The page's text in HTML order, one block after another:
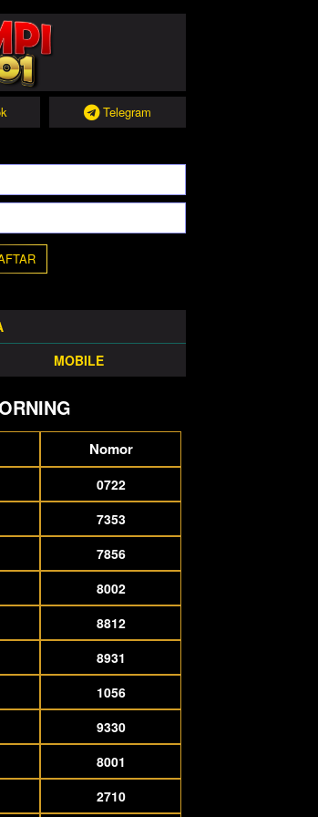
Telegram
MOBILE
Nomor
0722
7353
7856
8002
8812
8931
1056
9330
8001
2710